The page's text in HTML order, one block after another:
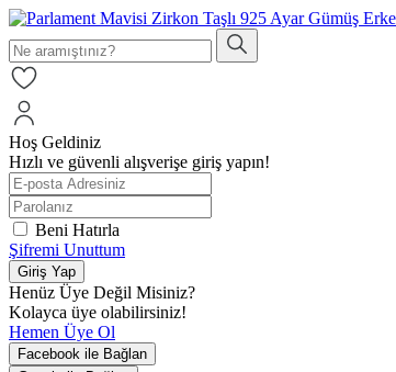
Hoş Geldiniz
Hızlı ve güvenli alışverişe giriş yapın!
Beni Hatırla
Şifremi Unuttum
Giriş Yap
Henüz Üye Değil Misiniz?
Kolayca üye olabilirsiniz!
Hemen Üye Ol
Facebook ile Bağlan